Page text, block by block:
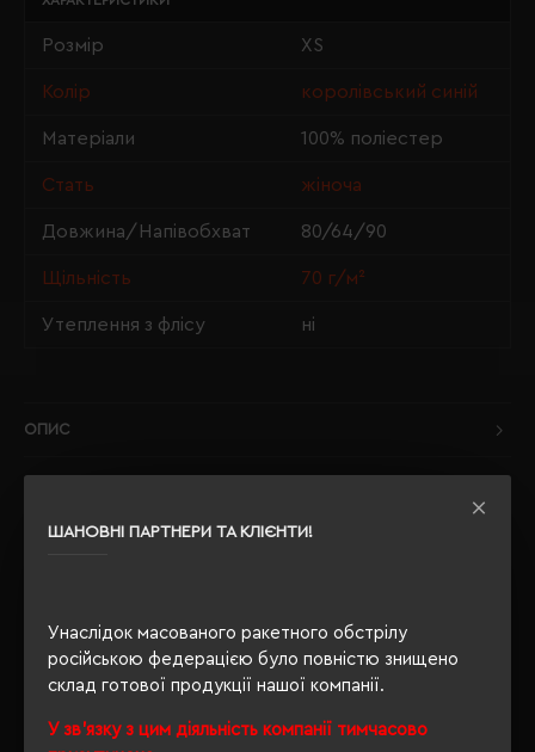
ШАНОВНІ ПАРТНЕРИ ТА КЛІЄНТИ!
Унаслідок масованого ракетного обстрілу
російською федерацією було повністю знищено
склад готової продукції нашої компанії.
У зв'язку з цим діяльність компанії тимчасово
Розмір XS
Колір королівський синій
Матеріали 100% поліестер
Стать жіноча
Довжина/Напівобхват 80/64/90
Щільність 70 г/м²
Утеплення з флісу ні
ОПИС